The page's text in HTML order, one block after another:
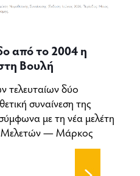
από το 2004 η
Βουλή
τελευταίων δύο
συναίνεση της
με τη νέα μελέτη
Μελετών — Μάρκος